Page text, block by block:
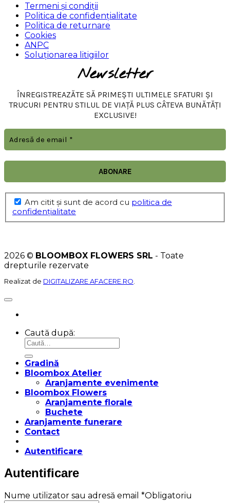
Termeni și condiții
Politica de confidențialitate
Politica de returnare
Cookies
ANPC
Soluționarea litigiilor
Newsletter
ÎNREGISTREAZĂTE SĂ PRIMEȘTI ULTIMELE SFATURI ȘI
TRUCURI PENTRU STILUL DE VIAȚĂ PLUS CÂTEVA BUNĂTĂȚI
EXCLUSIVE!
Am citit şi sunt de acord cu politica de
confidențialitate
2026 © BLOOMBOX FLOWERS SRL - Toate
drepturile rezervate
Realizat de DIGITALIZARE AFACERE.RO
Caută după:
Gradină
Bloombox Atelier
Aranjamente evenimente
Bloombox Flowers
Aranjamente florale
Buchete
Aranjamente funerare
Contact
Autentificare
Autentificare
Nume utilizator sau adresă email *Obligatoriu